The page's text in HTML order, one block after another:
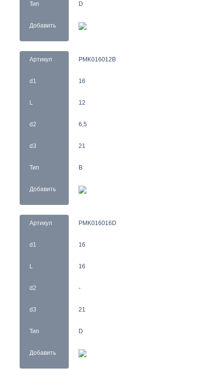
Тип
Добавить
D
Артикул
d1
L
d2
d3
Тип
Добавить
PMK016012B
16
12
6,5
21
B
Артикул
d1
L
d2
d3
Тип
Добавить
PMK016016D
16
16
-
21
D